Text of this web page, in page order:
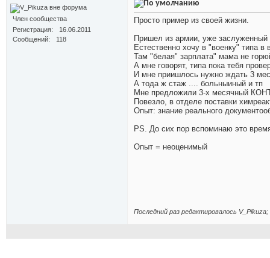
Член сообщества
Регистрация
16.06.2011
Сообщений
118
Просто пример из своей жизни.
Пришел из армии, уже заслуженный
Естественно хочу в "военку" типа в
Там "белая" зарплата" мама не
А мне говорят, типа пока тебя
И мне приишлось нужно ждать 3
А тода ж стаж .... больныиный и тп
Мне предложили 3-х месячный
Повезло, в отделе поставки
Опыт: знание реального
PS. До сих пор вспоминаю это
Опыт = неоценимый
Последний раз редактировалось